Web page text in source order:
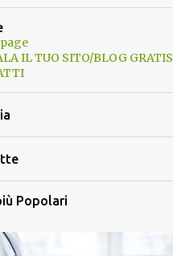
IL TUO SITO/BLOG GRATIS
Popolari